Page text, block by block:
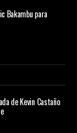
Bakambu para
de Kevin Castaño